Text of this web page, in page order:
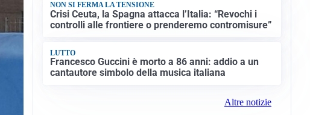
NON SI FERMA LA TENSIONE
Crisi Ceuta, la Spagna attacca l’Italia: “Revochi i
controlli alle frontiere o prenderemo contromisure”
LUTTO
Francesco Guccini è morto a 86 anni: addio a un
cantautore simbolo della musica italiana
Altre notizie